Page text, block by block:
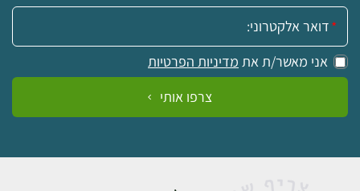
אימייל:
אני מאשר/ת את מדיניות הפרטיות
צרפו אותי